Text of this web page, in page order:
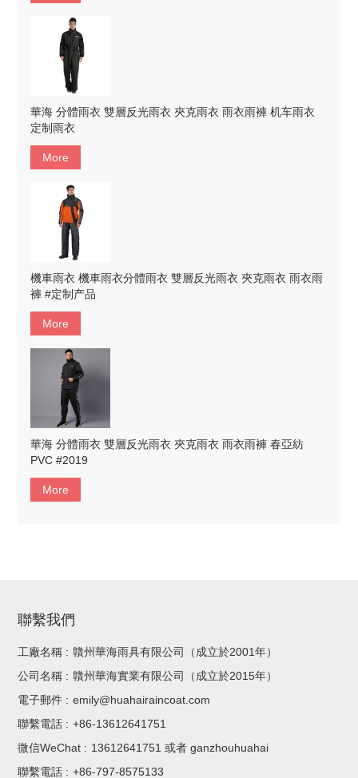
華海 分體雨衣 雙層反光雨衣 夾克雨衣 雨衣雨褲 机车雨衣
定制雨衣
More
機車雨衣 機車雨衣分體雨衣 雙層反光雨衣 夾克雨衣 雨衣雨
褲 #定制产品
More
華海 分體雨衣 雙層反光雨衣 夾克雨衣 雨衣雨褲 春亞紡
PVC #2019
More
聯繫我們
工廠名稱 : 贛州華海雨具有限公司（成立於2001年）
公司名稱 : 贛州華海實業有限公司（成立於2015年）
電子郵件 : emily@huahairaincoat.com
聯繫電話 : +86-13612641751
微信WeChat : 13612641751 或者 ganzhouhuahai
聯繫電話 : +86-797-8575133